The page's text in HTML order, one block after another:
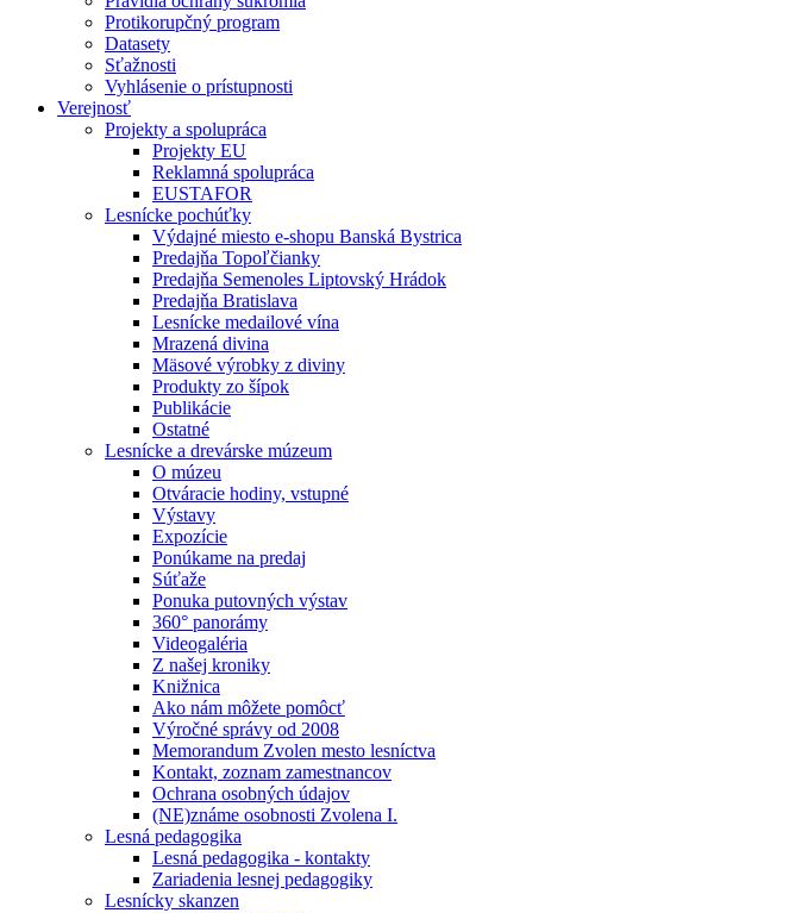
Protikorupčný program
Datasety
Sťažnosti
Vyhlásenie o prístupnosti
Verejnosť
Projekty a spolupráca
Projekty EU
Reklamná spolupráca
EUSTAFOR
Lesnícke pochúťky
Výdajné miesto e-shopu Banská Bystrica
Predajňa Topoľčianky
Predajňa Semenoles Liptovský Hrádok
Predajňa Bratislava
Lesnícke medailové vína
Mrazená divina
Mäsové výrobky z diviny
Produkty zo šípok
Publikácie
Ostatné
Lesnícke a drevárske múzeum
O múzeu
Otváracie hodiny, vstupné
Výstavy
Expozície
Ponúkame na predaj
Súťaže
Ponuka putovných výstav
360° panorámy
Videogaléria
Z našej kroniky
Knižnica
Ako nám môžete pomôcť
Výročné správy od 2008
Memorandum Zvolen mesto lesníctva
Kontakt, zoznam zamestnancov
Ochrana osobných údajov
(NE)známe osobnosti Zvolena I.
Lesná pedagogika
Lesná pedagogika - kontakty
Zariadenia lesnej pedagogiky
Lesnícky skanzen